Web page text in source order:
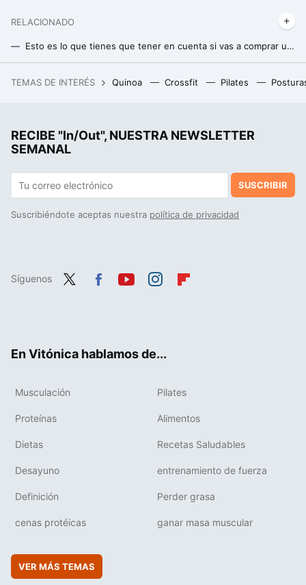
RELACIONADO
Esto es lo que tienes que tener en cuenta si vas a comprar unas kettlebells o pesas rusas
TEMAS DE INTERÉS Quinoa Crossfit Pilates
RECIBE "In/Out", NUESTRA NEWSLETTER
SEMANAL
SUSCRIBIR
Suscribiéndote aceptas nuestra política de privacidad
Síguenos
En Vitónica hablamos de...
Musculación Pilates
Proteínas Alimentos
Dietas Recetas Saludables
Desayuno entrenamiento de fuerza
Definición Perder grasa
cenas protéicas ganar masa muscular
VER MÁS TEMAS